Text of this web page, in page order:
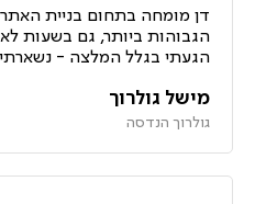
דן מומחה בתחום בניית
הגבוהות ביותר, גם בשעות
הגעתי בגלל המלצה -
מישל גולרוך
גולרוך הנדסה